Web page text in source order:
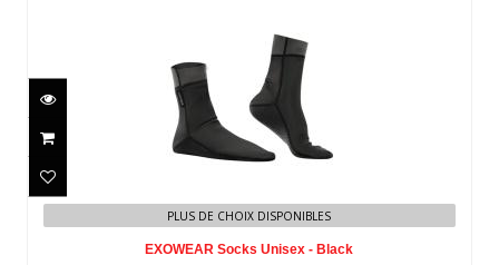
$65.95
PLUS DE CHOIX DISPONIBLES
EXOWEAR Socks Unisex - Black